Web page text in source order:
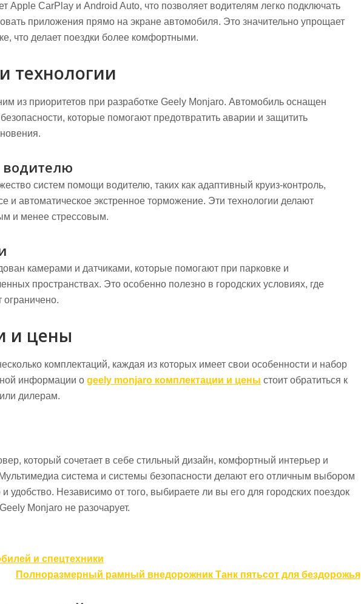
Apple CarPlay и Android Auto, что позволяет водителям легко подключать
приложения прямо на экране автомобиля. Это значительно упрощает
что делает поездки более комфортными.
технологии
из приоритетов при разработке Geely Monjaro. Автомобиль оснащен
которые помогают предотвратить аварии и защитить
систем помощи водителю, таких как адаптивный круиз-контроль,
и автоматическое экстренное торможение. Эти технологии делают
и менее стрессовым.
камерами и датчиками, которые помогают при парковке и
пространствах. Это особенно полезно в городских условиях, где
ограничено.
и цены
комплектаций, каждая из которых имеет свои особенности и набор
информации о geely monjaro комплектации и цены стоит обратиться к
дилерам.
который сочетает в себе стильный дизайн, комфортный интерьер и
система и системы безопасности делают его отличным выбором
и удобство. Независимо от того, выбираете ли вы его для городских поездок
Monjaro не разочарует.
и спецтехники
Полноразмерный рамный внедорожник Танк пятьсот для бездорожья